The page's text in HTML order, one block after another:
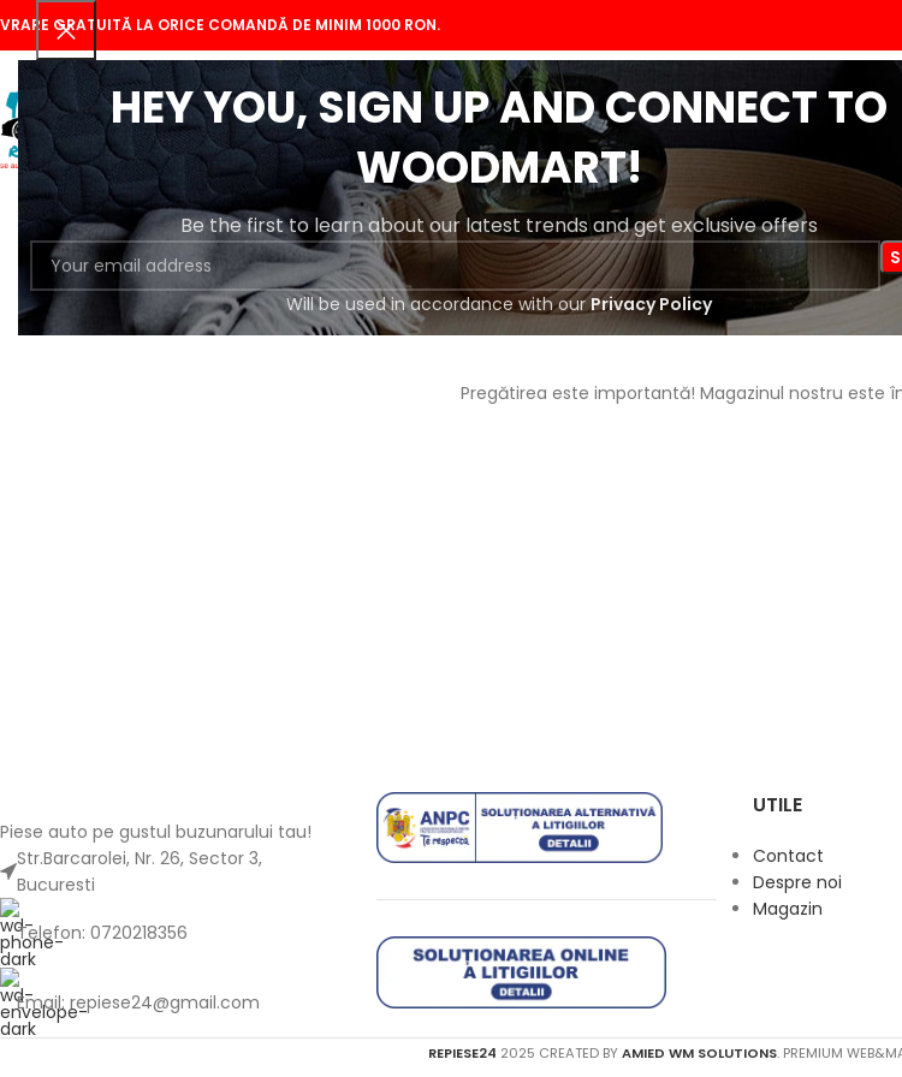
HEY YOU, SIGN UP AND CONNECT TO
WOODMART!
Be the first to learn about our latest trends and get exclusive offers
Will be used in accordance with ourPrivacy Policy
GRATUITĂ LA ORICE COMANDĂ DE MINIM 1000 RON.
ACASĂMAGAZIN BLOGDESPRE NOI
Se întrevăd lucruri
Pregătirea este importantă! Magazinul nostru este
Piese auto pe gustul buzunarului tau!
Str.Barcarolei, Nr. 26, Sector 3,
Bucuresti
Telefon: 0720218356
Email: repiese24@gmail.com
UTILE
Contact
Despre noi
Magazin
REPIESE24 2025 CREATED BYAMIED WM SOLUTIONS. PREMIUM